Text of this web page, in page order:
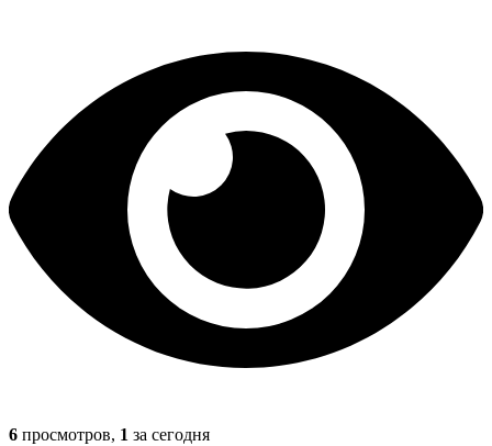
6 просмотров, 1 за сегодня